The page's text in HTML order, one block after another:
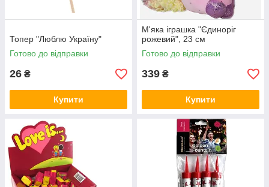
Топер "Люблю Україну"
Готово до відправки
26 ₴
Купити
М'яка іграшка "Єдиноріг
рожевий", 23 см
Готово до відправки
339 ₴
Купити